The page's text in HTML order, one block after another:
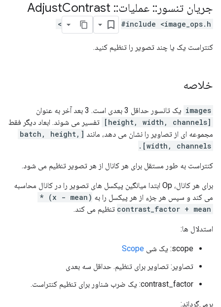
جریان تنسور :: عملیات::
Contrast
#include <image_ops.h>
کنتراست یک یا چند تصویر را تنظیم کنید.
خلاصه
images یک تانسور حداقل 3 بعدی است. 3 بعد آخر به عنوان
[height, width, channels]
تفسیر می شوند. ابعاد دیگر فقط
مجموعه ای از تصاویر را نشان می دهد، مانند
[batch, height,
width, channels].
کنتراست به طور مستقل برای هر کانال از هر تصویر تنظیم می شود.
برای هر کانال، Op ابتدا میانگین پیکسل های تصویر را در کانال محاسبه
می کند و سپس هر جزء از هر پیکسل را به
(x - mean) *
contrast_factor + mean تنظیم می کند.
استدلال ها:
scope: یک شی
Scope
تصاویر: تصاویر برای تنظیم. حداقل سه بعدی
contrast_factor: یک ضرب شناور برای تنظیم کنتراست.
برمی‌گرداند: